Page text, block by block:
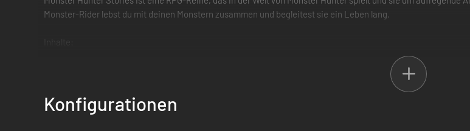
Monster-Rider lebst du mit deinen Monstern zusammen und begleitest sie ein Leben lang.
Die Deluxe Edition enthält die folgenden Inhalte zum Herunterladen:
Konfigurationen